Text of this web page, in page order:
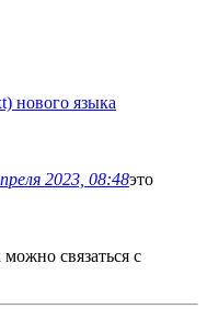
нового языка
2023, 08:48это
связаться с